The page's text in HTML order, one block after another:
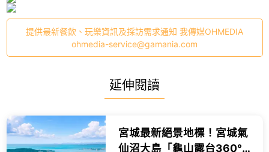
提供最新餐飲、玩樂資訊及採訪需求通知 我傳媒OHMEDIA
ohmedia-service@gamania.com
延伸閱讀
宮城最新絕景地標！宮城氣
仙沼大島「龜山露台360°」